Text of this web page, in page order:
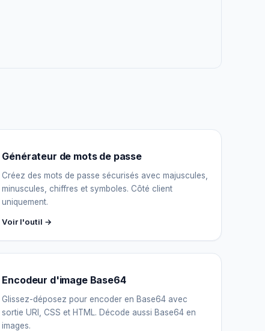
Générateur de mots de passe
Créez des mots de passe sécurisés avec majuscules,
minuscules, chiffres et symboles. Côté client
uniquement.
Voir l'outil →
Encodeur d'image Base64
Glissez-déposez pour encoder en Base64 avec
sortie URI, CSS et HTML. Décode aussi Base64 en
images.